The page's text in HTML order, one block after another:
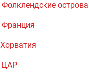
Фолклендские острова
Франция
Хорватия
ЦАР